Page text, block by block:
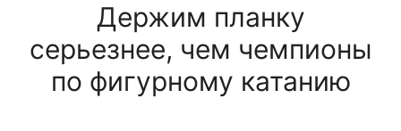
Держим планку
серьезнее, чем чемпионы
по фигурному катанию